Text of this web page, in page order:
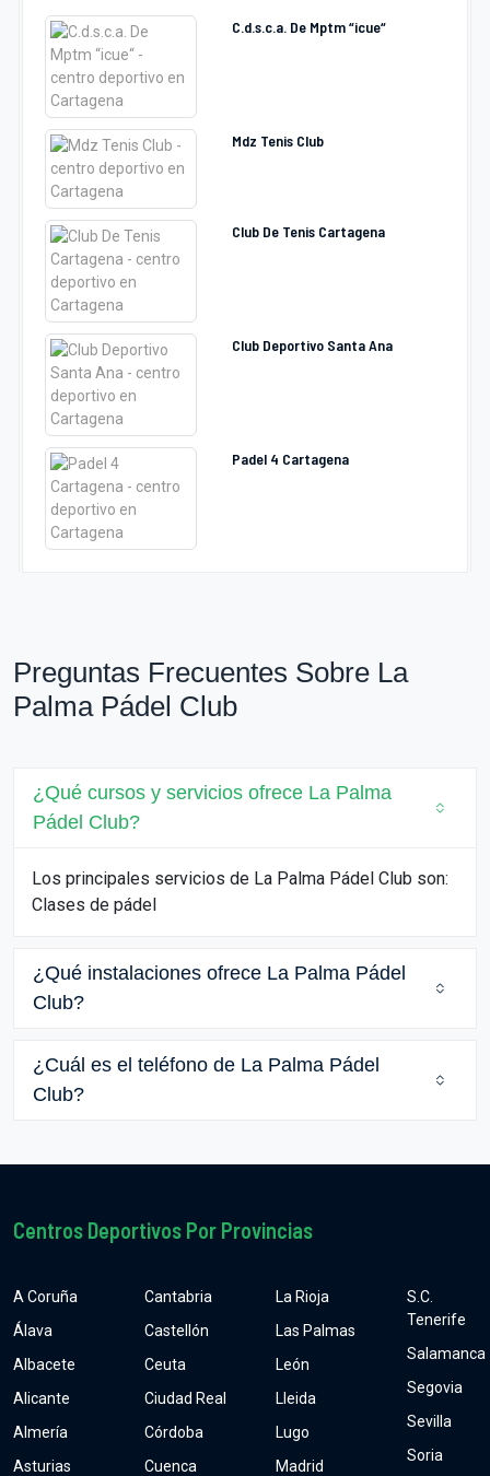
C.d.s.c.a. De Mptm “icue“
Mdz Tenis Club
Club De Tenis Cartagena
Club Deportivo Santa Ana
Padel 4 Cartagena
Preguntas Frecuentes Sobre La
Palma Pádel Club
¿Qué cursos y servicios ofrece La Palma
Pádel Club?
Los principales servicios de La Palma Pádel Club son:
Clases de pádel
¿Qué instalaciones ofrece La Palma Pádel
Club?
¿Cuál es el teléfono de La Palma Pádel
Club?
Centros Deportivos Por Provincias
A Coruña
Álava
Albacete
Alicante
Almería
Asturias
Cantabria
Castellón
Ceuta
Ciudad Real
Córdoba
Cuenca
La Rioja
Las Palmas
León
Lleida
Lugo
Madrid
S.C.
Tenerife
Salamanca
Segovia
Sevilla
Soria